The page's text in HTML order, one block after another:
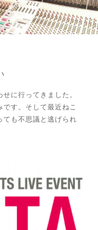
に行ってきました。
す。そして最近ねこ
ても不思議と逃げられ